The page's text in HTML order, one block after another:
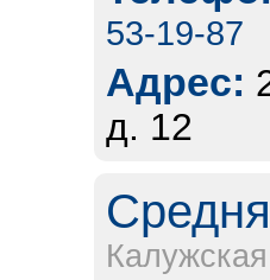
53-19-87
Адрес:
д. 12